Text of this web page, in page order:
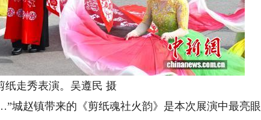
走秀表演。吴遵民 摄
赵镇带来的《剪纸魂社火韵》是本次展演中最亮眼